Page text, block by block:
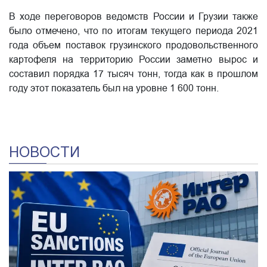
В ходе переговоров ведомств России и Грузии также
было отмечено, что по итогам текущего периода 2021
года объем поставок грузинского продовольственного
картофеля на территорию России заметно вырос и
составил порядка 17 тысяч тонн, тогда как в прошлом
году этот показатель был на уровне 1 600 тонн.
НОВОСТИ